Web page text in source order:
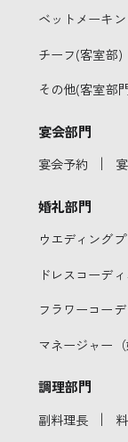
ベットメーキ
チーフ(客室部)
その他(客室部
宴会部門
宴会予約 ｜
婚礼部門
ウエディング
ドレスコーデ
フラワーコー
マネージャー（
調理部門
副料理長 ｜